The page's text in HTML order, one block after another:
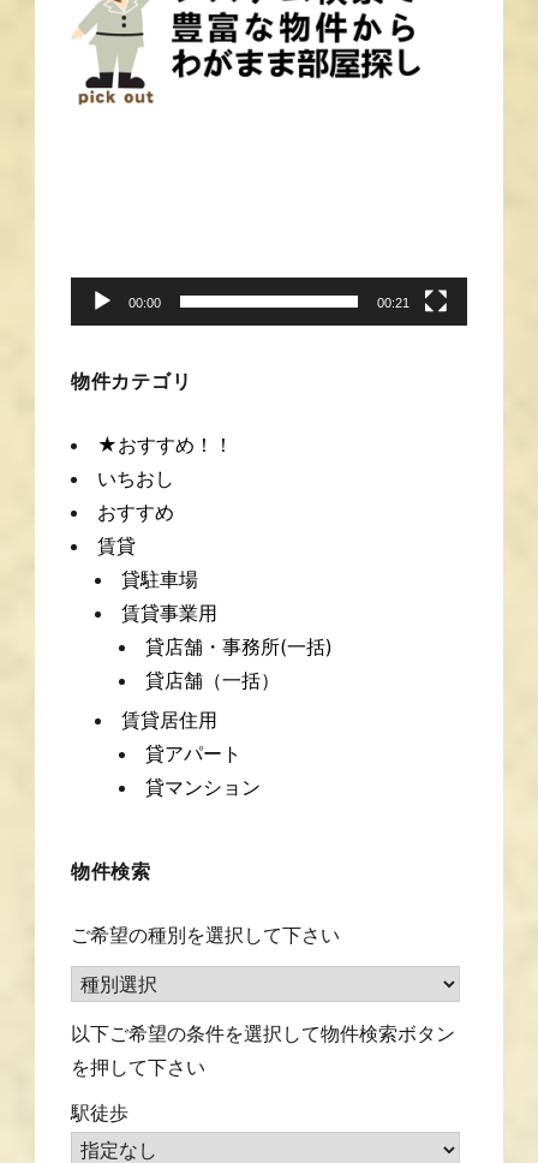
ヤ
ー
00:00 00:21
物件カテゴリ
★おすすめ！！
いちおし
おすすめ
賃貸
貸駐車場
賃貸事業用
貸店舗・事務所(一括)
貸店舗（一括）
賃貸居住用
貸アパート
貸マンション
物件検索
ご希望の種別を選択して下さい
以下ご希望の条件を選択して物件検索ボタン
を押して下さい
駅徒歩